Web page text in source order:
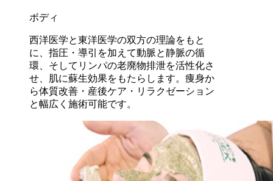
ボディ
西洋医学と東洋医学の双方の理論をもと
に、指圧・導引を加えて動脈と静脈の循
環、そしてリンパの老廃物排泄を活性化さ
せ、肌に蘇生効果をもたらします。痩身か
ら体質改善・産後ケア・リラクゼーション
と幅広く施術可能です。